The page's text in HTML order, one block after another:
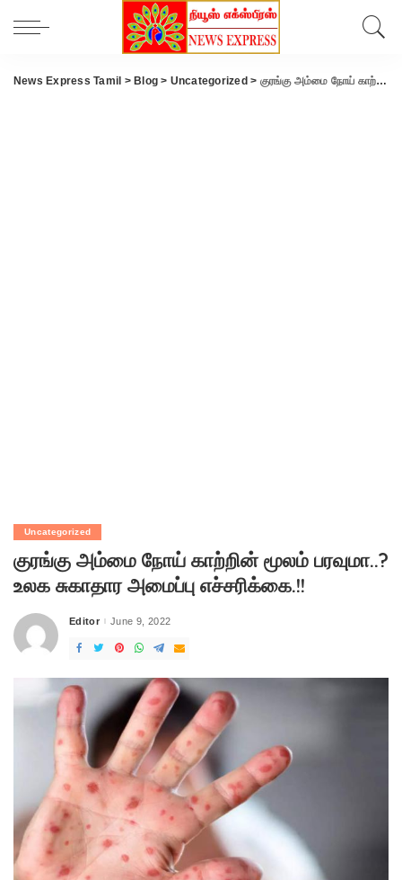
News Express Tamil > Blog > Uncategorized > குரங்கு அம்மை நோய் காற்றின் மூலம் பரவுமா..? உலக சுகாதார அமைப்பு எச்சரிக்கை.!!
Uncategorized
குரங்கு அம்மை நோய் காற்றின் மூலம் பரவுமா..?
உலக சுகாதார அமைப்பு எச்சரிக்கை.!!
Posted
Editor June 9, 2022